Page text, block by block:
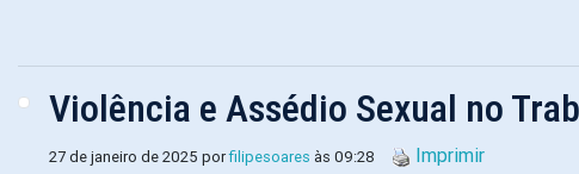
Violência e Assédio Sexual no
27 de janeiro de 2025 porfilipesoares às 09:28
Imprimir